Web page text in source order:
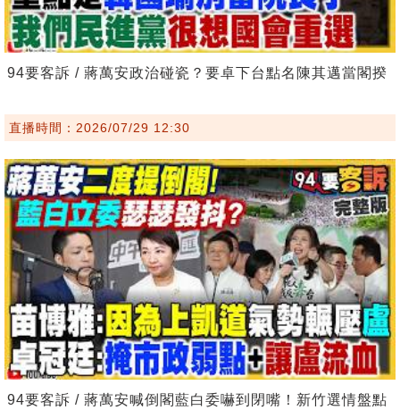
94要客訴 / 蔣萬安政治碰瓷？要卓下台點名陳其邁當閣揆
直播時間：2026/07/29 12:30
94要客訴 / 蔣萬安喊倒閣藍白委嚇到閉嘴！新竹選情盤點